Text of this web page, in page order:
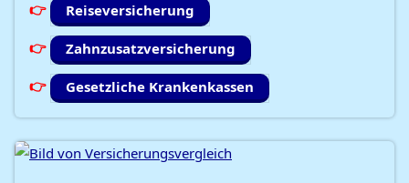
Reiseversicherung
Zahnzusatzversicherung
Gesetzliche Krankenkassen